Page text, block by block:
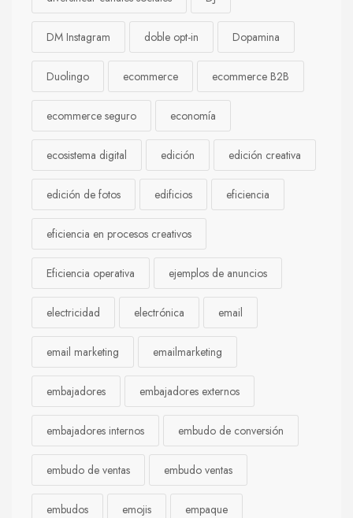
DM Instagram doble opt-in Dopamina
Duolingo ecommerce ecommerce B2B
ecommerce seguro economía
ecosistema digital edición edición creativa
edición de fotos edificios eficiencia
eficiencia en procesos creativos
Eficiencia operativa ejemplos de anuncios
electricidad electrónica email
email marketing emailmarketing
embajadores embajadores externos
embajadores internos embudo de conversión
embudo de ventas embudo ventas
embudos emojis empaque